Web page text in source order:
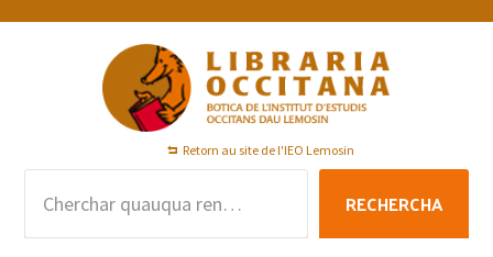
Skip
Skip
Skip
Retorn au site de l'IEO Lemosin
RECHERCHA